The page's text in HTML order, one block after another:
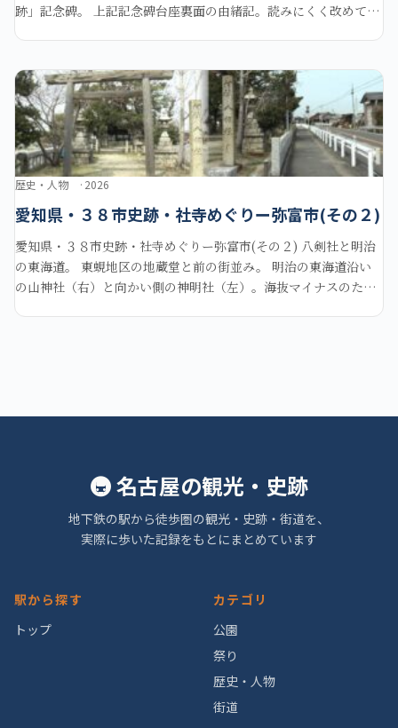
跡」記念碑。 上記記念碑台座裏面の由緒記。読みにくく改めてこ
歴史・人物 2026
愛知県・３８市史跡・社寺めぐりー弥富市(その２)
愛知県・３８市史跡・社寺めぐりー弥富市(その２) 八剣社と明治
の東海道。 東蜆地区の地蔵堂と前の街並み。 明治の東海道沿い
の山神社（右）と向かい側の神明社（左）。海抜マイナスのため
🚇 名古屋の観光・史跡
地下鉄の駅から徒歩圏の観光・史跡・街道を、
実際に歩いた記録をもとにまとめています
駅から探す
トップ
カテゴリ
公園
祭り
歴史・人物
街道